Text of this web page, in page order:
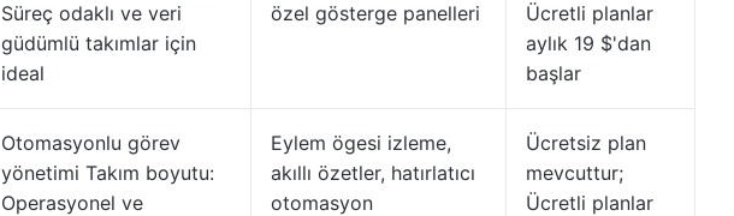
Süreç odaklı ve veri
güdümlü takımlar için
ideal
özel gösterge panelleri
Ücretli planlar
aylık 19 $'dan
başlar
Otomasyonlu görev
yönetimi Takım boyutu:
Operasyonel ve
Eylem ögesi izleme,
akıllı özetler, hatırlatıcı
otomasyon
Ücretsiz plan
mevcuttur;
Ücretli planlar